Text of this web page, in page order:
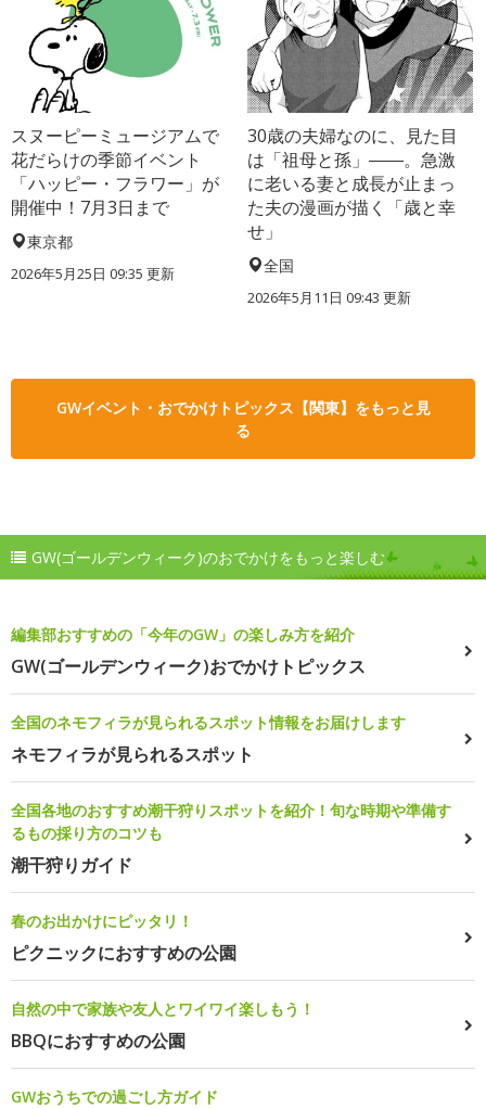
スヌーピーミュージアムで
花だらけの季節イベント
「ハッピー・フラワー」が
開催中！7月3日まで
東京都
2026年5月25日 09:35 更新
30歳の夫婦なのに、見た目
は「祖母と孫」――。急激
に老いる妻と成長が止まっ
た夫の漫画が描く「歳と幸
せ」
全国
2026年5月11日 09:43 更新
GWイベント・おでかけトピックス【関東】をもっと見
る
GW(ゴールデンウィーク)のおでかけをもっと楽しむ
編集部おすすめの「今年のGW」の楽しみ方を紹介
GW(ゴールデンウィーク)おでかけトピックス
全国のネモフィラが見られるスポット情報をお届けします
ネモフィラが見られるスポット
全国各地のおすすめ潮干狩りスポットを紹介！旬な時期や準備す
るもの採り方のコツも
潮干狩りガイド
春のお出かけにピッタリ！
ピクニックにおすすめの公園
自然の中で家族や友人とワイワイ楽しもう！
BBQにおすすめの公園
GWおうちでの過ごし方ガイド